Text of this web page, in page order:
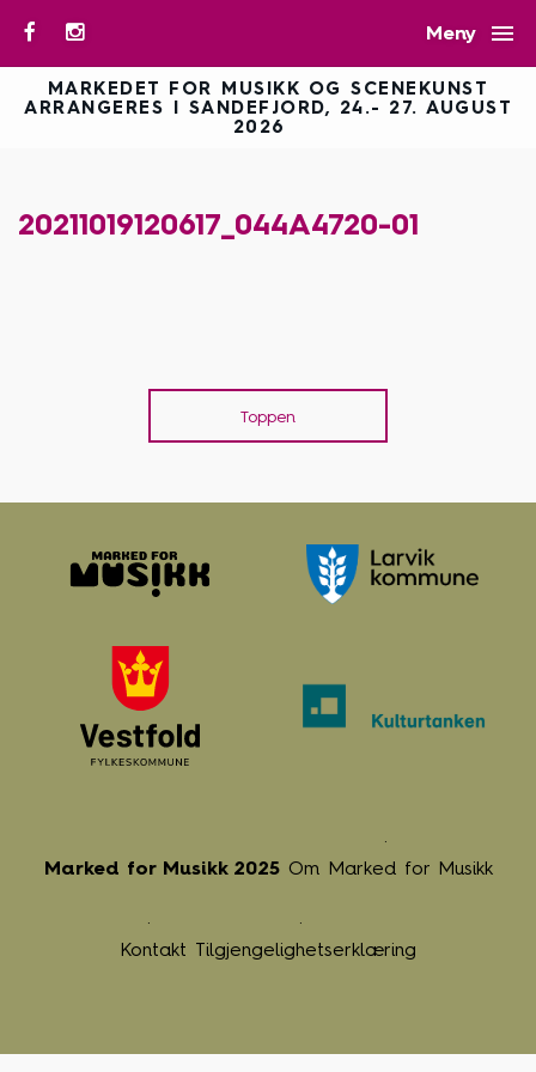
Meny 
MARKEDET FOR MUSIKK OG SCENEKUNST
ARRANGERES I SANDEFJORD, 24.- 27. AUGUST
2026
20211019120617_044A4720-01
Toppen
Marked for Musikk 2025 Om Marked for Musikk
Kontakt Tilgjengelighetserklæring